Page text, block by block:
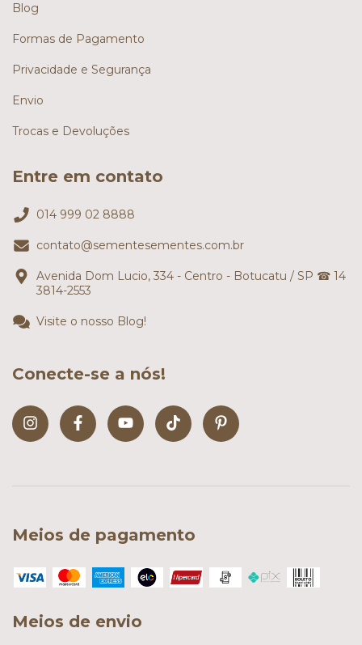
Blog
Formas de Pagamento
Privacidade e Segurança
Envio
Trocas e Devoluções
Entre em contato
014 999 02 8888
contato@sementesementes.com.br
Avenida Dom Lucio, 334 - Centro - Botucatu / SP ☎ 14
3814-2553
Visite o nosso Blog!
Conecte-se a nós!
Meios de pagamento
Meios de envio